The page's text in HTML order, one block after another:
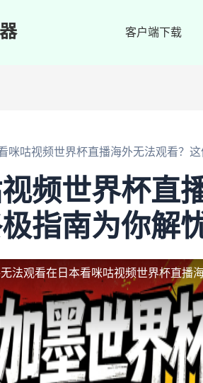
客户端下载
咪咕视频世界杯直播海外无法观看？
频世界杯直
指南为你解
法观看在日本看咪咕视频世界杯直播